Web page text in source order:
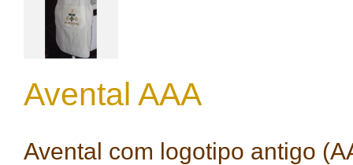
Avental AAA
Avental com logotipo antigo